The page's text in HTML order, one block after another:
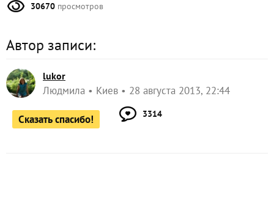
30670 просмотров
Автор записи:
lukor
Людмила Киев 28 августа 2013, 22:44
Сказать спасибо! 3314